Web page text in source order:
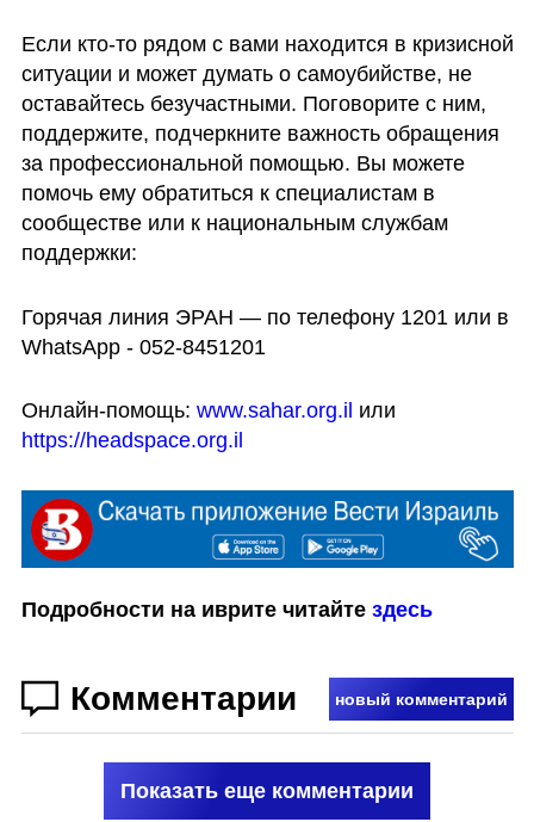
Если кто-то рядом с вами находится в кризисной
ситуации и может думать о самоубийстве, не
оставайтесь безучастными. Поговорите с ним,
поддержите, подчеркните важность обращения
за профессиональной помощью. Вы можете
помочь ему обратиться к специалистам в
сообществе или к национальным службам
поддержки:
Горячая линия ЭРАН — по телефону 1201 или в
WhatsApp - 052-8451201
Онлайн-помощь: www.sahar.org.il
https://headspace.org.il
Подробности на иврите читайте здесь
Комментарии новый комментарий
Показать еще комментарии